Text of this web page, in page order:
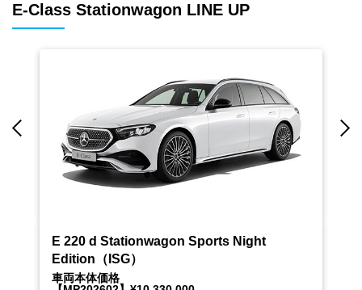
E-Class Stationwagon LINE UP
Previous
E 220 d 4MATIC All-Terrain（ISG）
車両本体価格
【MP202601】¥11,350,000
【MP202602】¥11,380,000